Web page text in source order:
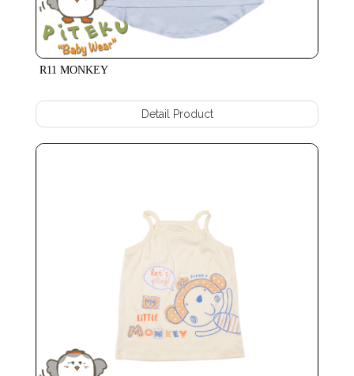
R11 MONKEY
Detail Product